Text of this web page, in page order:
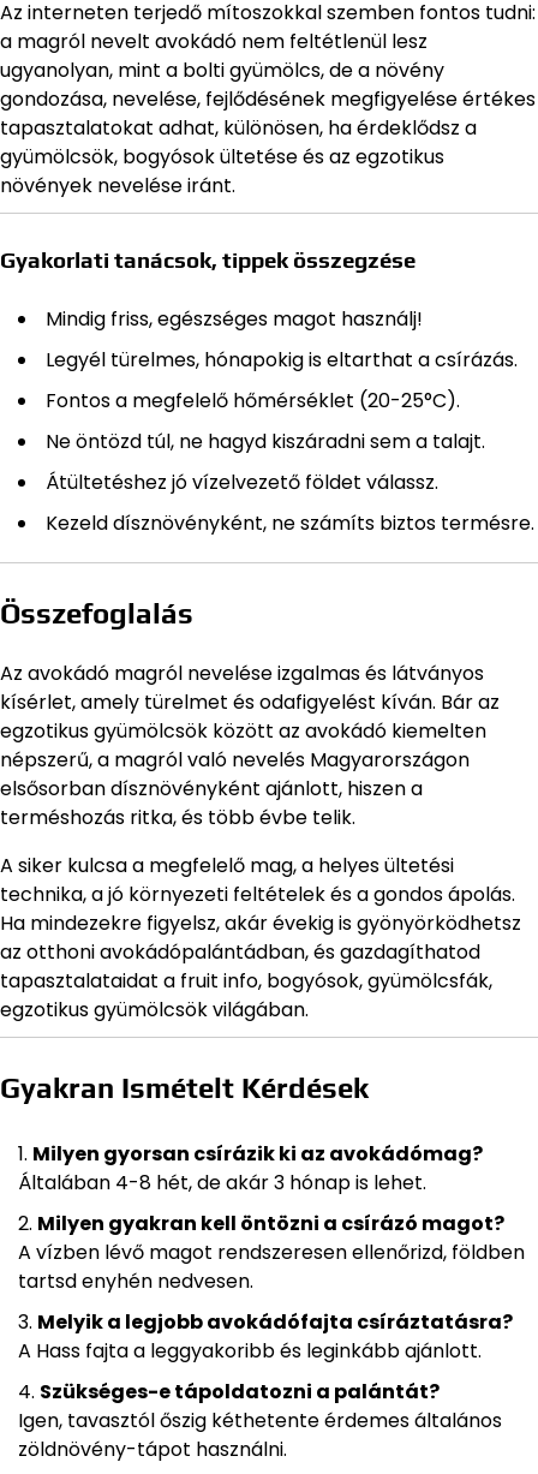
Az interneten terjedő mítoszokkal szemben fontos tudni:
a magról nevelt avokádó nem feltétlenül lesz
ugyanolyan, mint a bolti gyümölcs, de a növény
gondozása, nevelése, fejlődésének megfigyelése értékes
tapasztalatokat adhat, különösen, ha érdeklődsz a
gyümölcsök, bogyósok ültetése és az egzotikus
növények nevelése iránt.
Gyakorlati tanácsok, tippek összegzése
Mindig friss, egészséges magot használj!
Legyél türelmes, hónapokig is eltarthat a csírázás.
Fontos a megfelelő hőmérséklet (20-25°C).
Ne öntözd túl, ne hagyd kiszáradni sem a talajt.
Átültetéshez jó vízelvezető földet válassz.
Kezeld dísznövényként, ne számíts biztos termésre.
Összefoglalás
Az avokádó magról nevelése izgalmas és látványos
kísérlet, amely türelmet és odafigyelést kíván. Bár az
egzotikus gyümölcsök között az avokádó kiemelten
népszerű, a magról való nevelés Magyarországon
elsősorban dísznövényként ajánlott, hiszen a
terméshozás ritka, és több évbe telik.
A siker kulcsa a megfelelő mag, a helyes ültetési
technika, a jó környezeti feltételek és a gondos ápolás.
Ha mindezekre figyelsz, akár évekig is gyönyörködhetsz
az otthoni avokádópalántádban, és gazdagíthatod
tapasztalataidat a fruit info, bogyósok, gyümölcsfák,
egzotikus gyümölcsök világában.
Gyakran Ismételt Kérdések
Milyen gyorsan csírázik ki az avokádómag?
Általában 4-8 hét, de akár 3 hónap is lehet.
Milyen gyakran kell öntözni a csírázó magot?
A vízben lévő magot rendszeresen ellenőrizd, földben
tartsd enyhén nedvesen.
Melyik a legjobb avokádófajta csíráztatásra?
A Hass fajta a leggyakoribb és leginkább ajánlott.
Szükséges-e tápoldatozni a palántát?
Igen, tavasztól őszig kéthetente érdemes általános
zöldnövény-tápot használni.